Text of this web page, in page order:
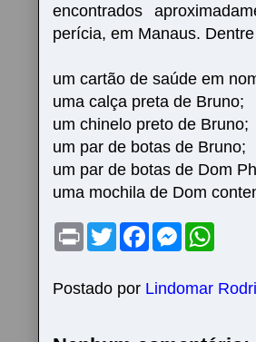
encontrados
perícia, em Manaus.
um cartão de saúde em
uma calça preta de Bruno;
um chinelo preto de Bruno;
um par de botas de Bruno;
um par de botas de Dom
uma mochila de Dom
P
t
T
w
t
e
F
a
b
M
e
e
s
Postado por Lindomar